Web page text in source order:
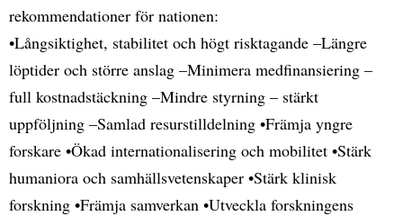
rekommendationer för nationen:
•Långsiktighet, stabilitet och högt risktagande –Längre
löptider och större anslag –Minimera medfinansiering –
full kostnadstäckning –Mindre styrning – stärkt
uppföljning –Samlad resurstilldelning •Främja yngre
forskare •Ökad internationalisering och mobilitet •Stärk
humaniora och samhällsvetenskaper •Stärk klinisk
forskning •Främja samverkan •Utveckla forskningens